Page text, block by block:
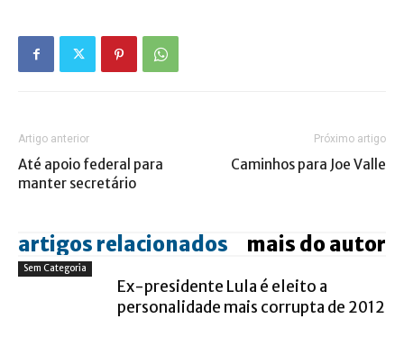
Artigo anterior
Até apoio federal para
manter secretário
Próximo artigo
Caminhos para Joe Valle
artigos relacionados mais do autor
Sem Categoria
Ex-presidente Lula é eleito a
personalidade mais corrupta de 2012